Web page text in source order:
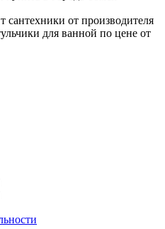
от производителя
для ванной по цене от